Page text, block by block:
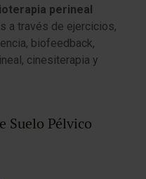
perineal
a través de ejercicios,
biofeedback,
cinesiterapia y
Suelo Pélvico